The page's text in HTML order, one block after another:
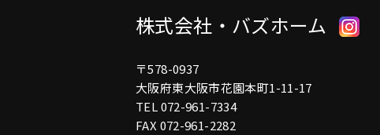
株式会社・バズホーム
〒578-0937
大阪府東大阪市花園本町1-11-17
TEL072-961-7334
FAX 072-961-2282